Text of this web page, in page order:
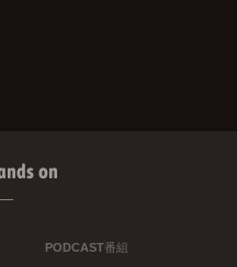
on
PODCAST番組